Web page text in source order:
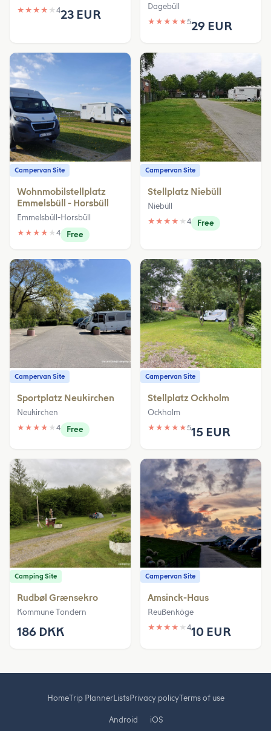
★ ★ ★ ★ ★ 423 EUR
Dagebüll
★ ★ ★ ★ ★529 EUR
Campervan Site
Wohnmobilstellplatz
Emmelsbüll - Horsbüll
Emmelsbüll-Horsbüll
★ ★ ★ ★ ★ 4 Free
Campervan Site
Stellplatz Niebüll
Niebüll
★ ★ ★ ★ ★ 4 Free
Campervan Site
Sportplatz Neukirchen
Neukirchen
★ ★ ★ ★ ★ 4 Free
Campervan Site
Stellplatz Ockholm
Ockholm
★ ★ ★ ★ ★515 EUR
Camping Site
Rudbøl Grænsekro
Kommune Tondern
186 DKK
Campervan Site
Amsinck-Haus
Reußenköge
★ ★ ★ ★ ★ 410 EUR
HomeTrip PlannerListsPrivacy policyTerms of use
Android iOS